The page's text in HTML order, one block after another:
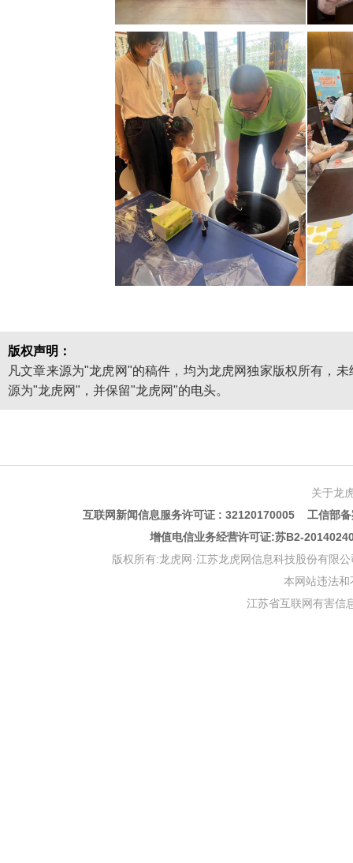
版权声明：
凡文章来源为"龙虎网"的稿件，均为龙虎网独家版权所有，
源为"龙虎网"，并保留"龙虎网"的电头。
关于龙
互联网新闻信息服务许可证 : 32120170005 工信部
增值电信业务经营许可证:苏B2-
版权所有:龙虎网·江苏龙虎网信息科技股份有限
本网站违法
江苏省互联网有害